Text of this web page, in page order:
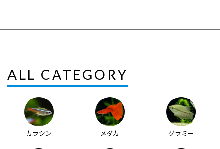
ALL CATEGORY
カラシン メダカ グラミー